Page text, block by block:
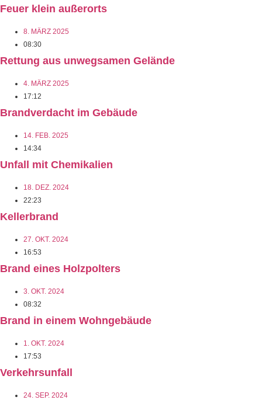
Feuer klein außerorts
8. MÄRZ 2025
08:30
Rettung aus unwegsamen Gelände
4. MÄRZ 2025
17:12
Brandverdacht im Gebäude
14. FEB. 2025
14:34
Unfall mit Chemikalien
18. DEZ. 2024
22:23
Kellerbrand
27. OKT. 2024
16:53
Brand eines Holzpolters
3. OKT. 2024
08:32
Brand in einem Wohngebäude
1. OKT. 2024
17:53
Verkehrsunfall
24. SEP. 2024